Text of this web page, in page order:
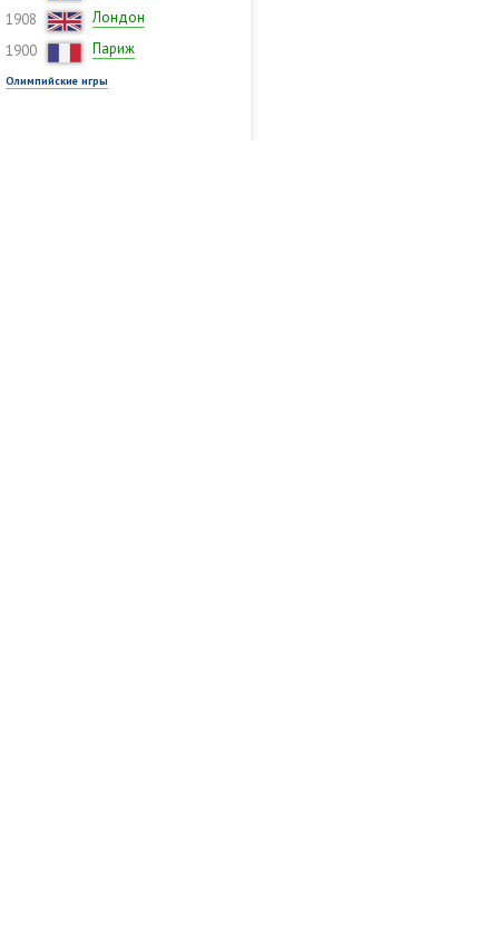
1908
Лондон
1900
Париж
Олимпийские игры